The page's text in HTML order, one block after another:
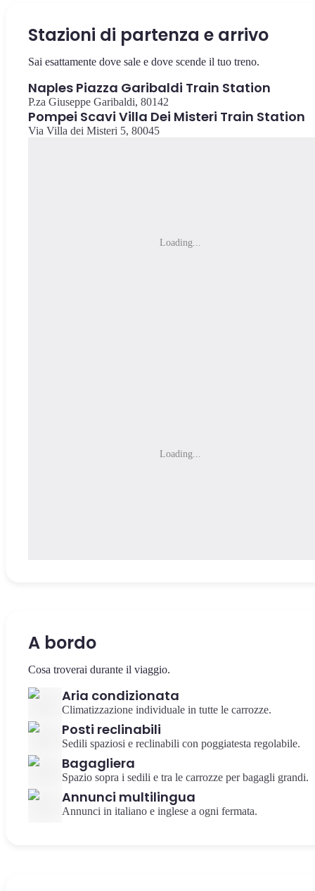
Stazioni di partenza e arrivo
Sai esattamente dove sale e dove scende il tuo treno.
Naples Piazza Garibaldi Train Station
P.za Giuseppe Garibaldi, 80142
Pompei Scavi Villa Dei Misteri Train Station
Via Villa dei Misteri 5, 80045
Loading...
Loading...
A bordo
Cosa troverai durante il viaggio.
Aria condizionata
Climatizzazione individuale in tutte le carrozze.
Posti reclinabili
Sedili spaziosi e reclinabili con poggiatesta regolabile.
Bagagliera
Spazio sopra i sedili e tra le carrozze per bagagli grandi.
Annunci multilingua
Annunci in italiano e inglese a ogni fermata.